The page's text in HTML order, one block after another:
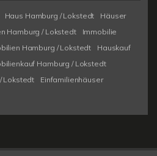
Haus Hamburg / Lokstedt
Häuser
Hamburg / Lokstedt
Immobilie
Hamburg / Lokstedt
Hauskauf
Hamburg / Lokstedt
Lokstedt
Einfamilienhäuser